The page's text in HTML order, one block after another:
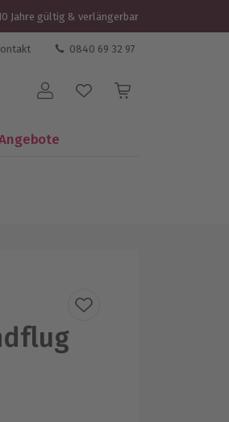
Jahre gültig & verlängerbar
0840 69 32 97
Benutzerkonto